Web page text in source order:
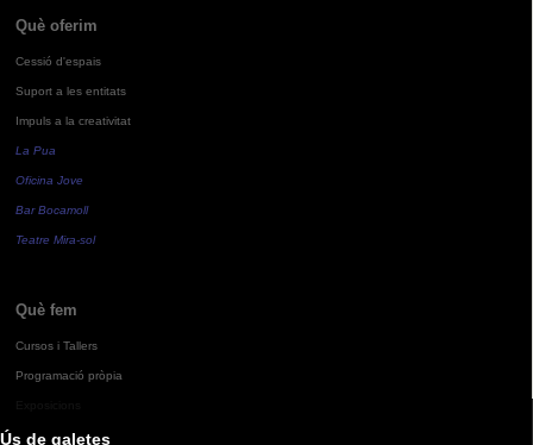
Ús de galetes
Què oferim
Cessió d'espais
Suport a les entitats
Impuls a la creativitat
La Pua
Oficina Jove
Bar Bocamoll
Teatre Mira-sol
Què fem
Cursos i Tallers
Programació pròpia